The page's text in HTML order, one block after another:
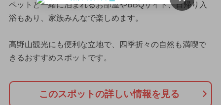
ペットと一緒に泊まれるお部屋やBBQサイト、日帰り入
浴もあり、家族みんなで楽しめます。
高野山観光にも便利な立地で、四季折々の自然も満喫で
きるおすすめスポットです。
このスポットの詳しい情報を見る